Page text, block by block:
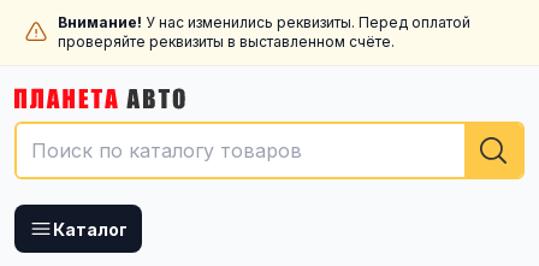
Внимание! У нас изменились реквизиты. Перед оплатой
проверяйте реквизиты в выставленном счёте.
Каталог